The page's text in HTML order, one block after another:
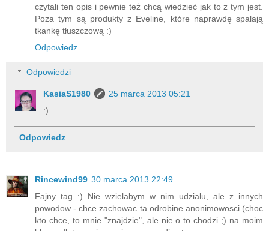
czytali ten opis i pewnie też chcą wiedzieć jak to z tym jest.
Poza tym są produkty z Eveline, które naprawdę spalają
tkankę tłuszczową :)
Odpowiedz
Odpowiedzi
KasiaS1980
25 marca 2013 05:21
:)
Odpowiedz
Rincewind99 30 marca 2013 22:49
Fajny tag :) Nie wzielabym w nim udzialu, ale z innych
powodow - chce zachowac ta odrobine anonimowosci (choc
kto chce, to mnie "znajdzie", ale nie o to chodzi ;) na moim